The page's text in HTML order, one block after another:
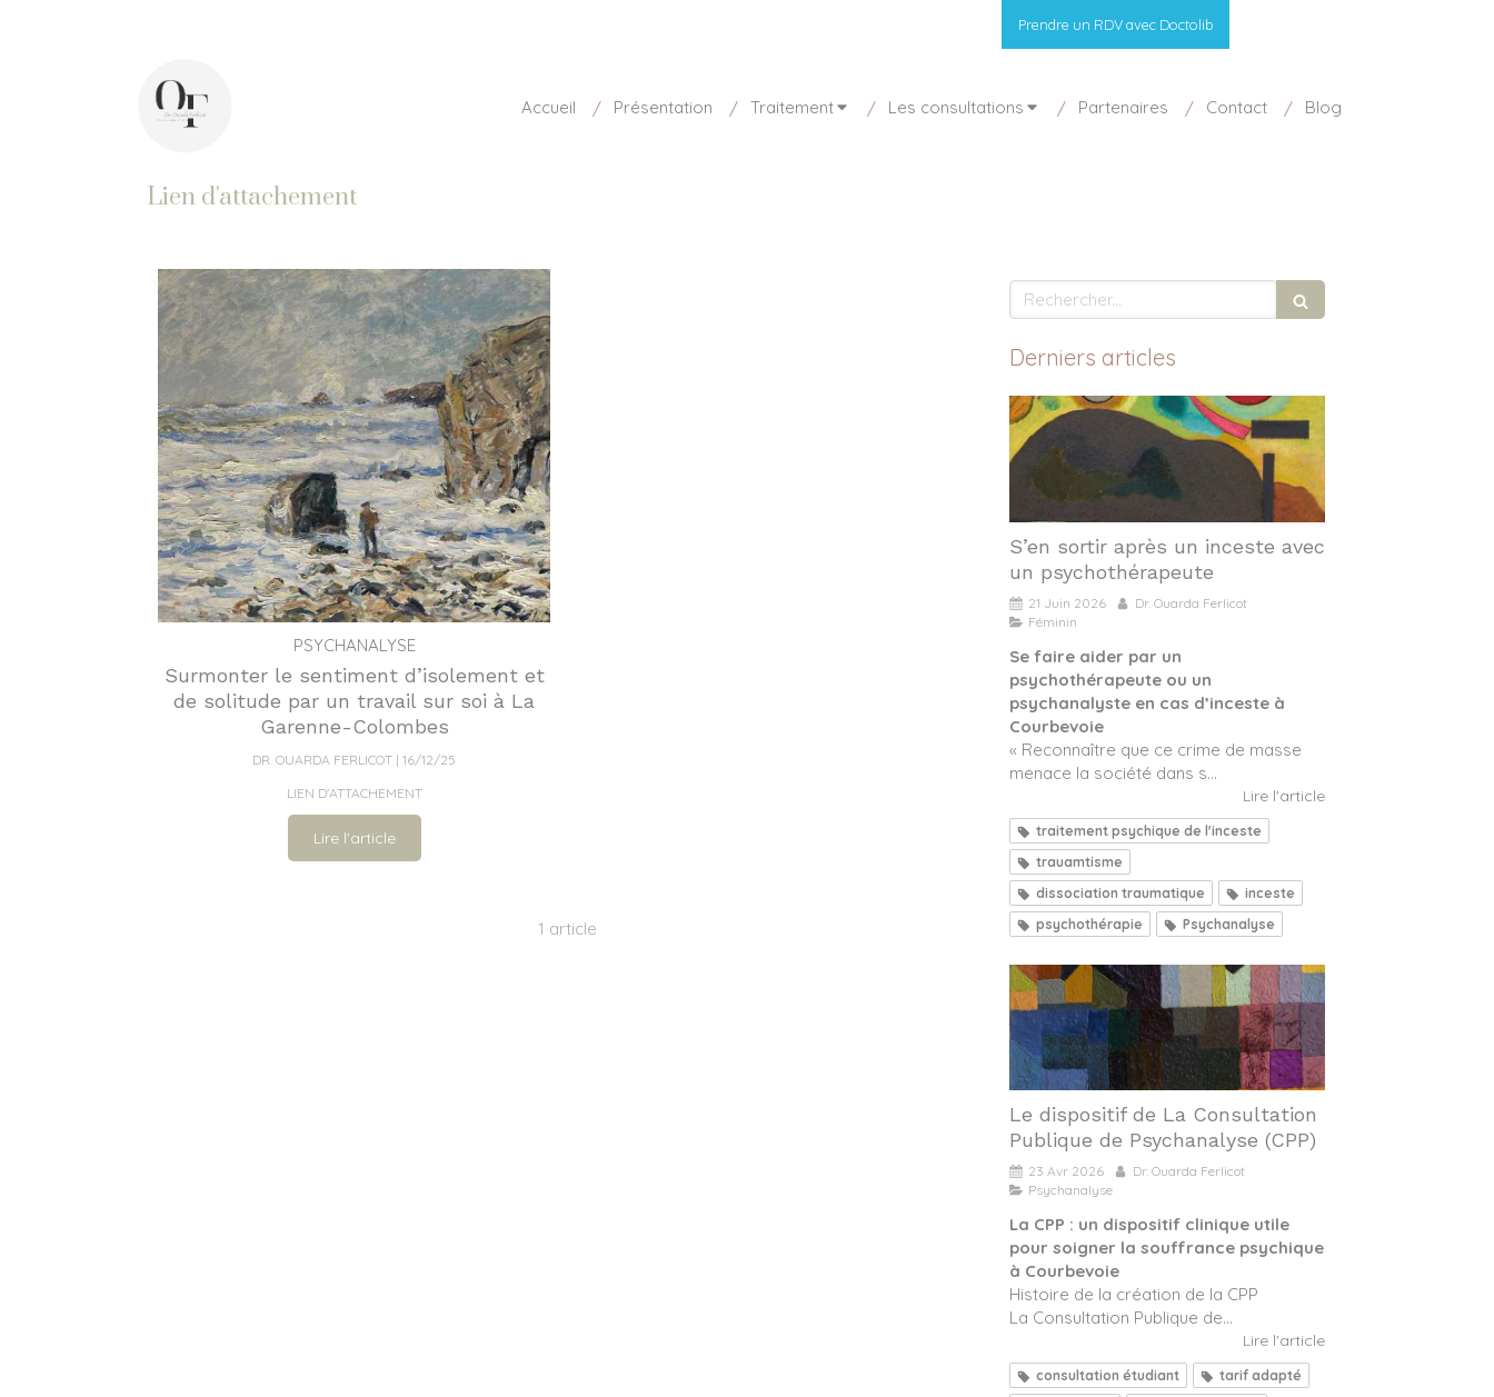
Prendre un RDV avec Doctolib
Accueil Présentation Traitement Les consultations Partenaires Contact Blog
Lien d'attachement
PSYCHANALYSE
Surmonter le sentiment d’isolement et
de solitude par un travail sur soi à La
Garenne-Colombes
DR. OUARDA FERLICOT 16/12/25
LIEN D'ATTACHEMENT
Lire l'article
1 article
Rechercher
Derniers articles
S’en sortir après un inceste avec
un psychothérapeute
21 Juin 2026
Dr. Ouarda Ferlicot
Féminin
Se faire aider par un
psychothérapeute ou un
psychanalyste en cas d’inceste à
Courbevoie
« Reconnaître que ce crime de masse
menace la société dans s...
Lire l'article
traitement psychique de l'inceste
trauamtisme
dissociation traumatique
inceste
psychothérapie
Psychanalyse
Le dispositif de La Consultation
Publique de Psychanalyse (CPP)
23 Avr 2026
Dr. Ouarda Ferlicot
Psychanalyse
La CPP : un dispositif clinique utile
pour soigner la souffrance psychique
à Courbevoie
Histoire de la création de la CPP
La Consultation Publique de...
Lire l'article
consultation étudiant
tarif adapté